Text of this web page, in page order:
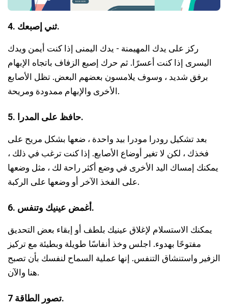
4. ثني إصبعك.
ركز على يدك المهيمنة - يدك اليمنى إذا كنت أيمن ويدك
اليسرى إذا كنت أعسرًا. ثم حرك إصبع الزفاف باتجاه الإبهام
برفق شديد ، وسوف يلامسون بعضهم البعض. تظل الأصابع
الأخرى والإبهام ممدودة ومريحة.
5. حافظ على المدرا.
بعد تشكيل رودرا مودرا بيد واحدة ، ضعها بشكل مريح على
فخذك ، لكن لا تغير أوضاع الأصابع. إذا كنت ترغب في ذلك ،
يمكنك إمساك اليد الأخرى في وضع أكثر راحة لك ، مثل وضعها
على الفخذ الآخر أو وضعها على الركبة.
6. أغمض عينيك وتنفس.
يمكنك الاستسلام لإغلاق عينيك بلطف أو إبقاء بعض التحديق
مفتوحًا بهدوء. اجلس وخذ أنفاسًا طويلة وبطيئة مع تركيز
الزفير واستنشاق التنفس. إنها عملية السماح لنفسك بأن تصبح
هنا والآن.
7 تصور الطاقة.